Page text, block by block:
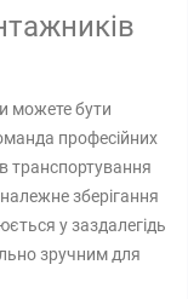
можете бути
професійних
транспортування
зберігання
у заздалегідь
зручним для